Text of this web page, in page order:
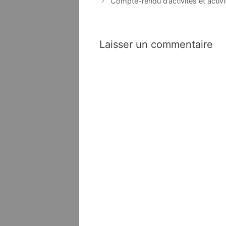
Laisser un commentaire